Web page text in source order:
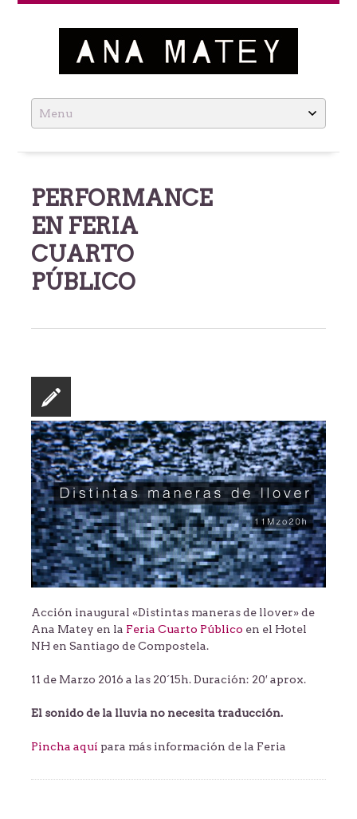
Skip
to
PERFORMANCE
EN FERIA
CUARTO
PÚBLICO
Acción inaugural «Distintas maneras de llover» de
Ana Matey en la Feria Cuarto Público en el Hotel
NH en Santiago de Compostela.
11 de Marzo 2016 a las 20´15h. Duración: 20′ aprox.
El sonido de la lluvia no necesita traducción.
Pincha aquí para más información de la Feria